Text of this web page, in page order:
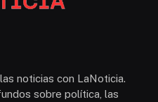
noticias con LaNoticia.
sobre política, las